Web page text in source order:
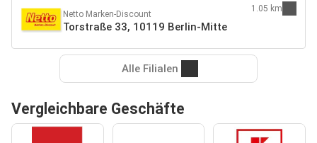
Netto Marken-Discount
Torstraße 33, 10119 Berlin-Mitte
1.05 km
Alle Filialen
Vergleichbare Geschäfte